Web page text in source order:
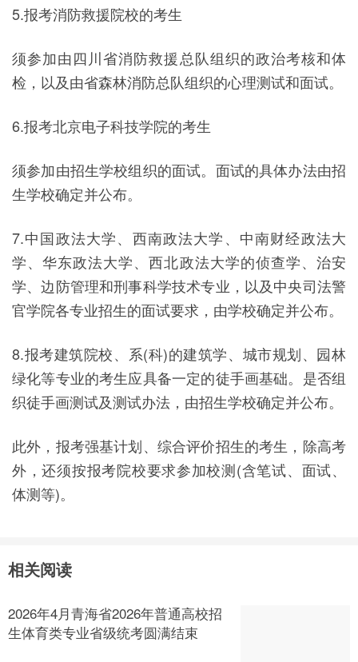
5.报考消防救援院校的考生
须参加由四川省消防救援总队组织的政治考核和体
检，以及由省森林消防总队组织的心理测试和面试。
6.报考北京电子科技学院的考生
须参加由招生学校组织的面试。面试的具体办法由招
生学校确定并公布。
7.中国政法大学、西南政法大学、中南财经政法大
学、华东政法大学、西北政法大学的侦查学、治安
学、边防管理和刑事科学技术专业，以及中央司法警
官学院各专业招生的面试要求，由学校确定并公布。
8.报考建筑院校、系(科)的建筑学、城市规划、园林
绿化等专业的考生应具备一定的徒手画基础。是否组
织徒手画测试及测试办法，由招生学校确定并公布。
此外，报考强基计划、综合评价招生的考生，除高考
外，还须按报考院校要求参加校测(含笔试、面试、
体测等)。
相关阅读
2026年4月青海省2026年普通高校招
生体育类专业省级统考圆满结束